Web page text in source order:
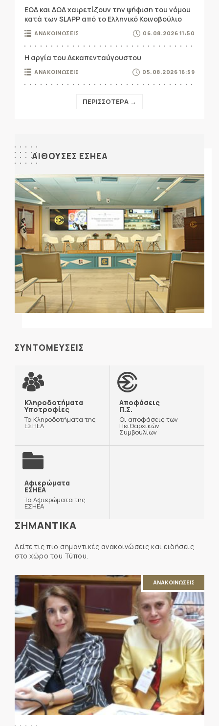
ΕΟΔ και ΔΟΔ χαιρετίζουν την ψήφιση του νόμου
κατά των SLAPP από το Ελληνικό Κοινοβούλιο
ΑΝΑΚΟΙΝΩΣΕΙΣ 06.08.2026 11:50
Η αργία του Δεκαπενταύγουστου
ΑΝΑΚΟΙΝΩΣΕΙΣ 05.08.2026 16:59
ΠΕΡΙΣΣΟΤΕΡΑ →
ΑΙΘΟΥΣΕΣ ΕΣΗΕΑ
ΣΥΝΤΟΜΕΥΣΕΙΣ
Κληροδοτήματα
Υποτροφίες
Τα Κληροδοτήματα της
ΕΣΗΕΑ
Αποφάσεις
Π.Σ.
Οι αποφάσεις των
Πειθαρχικών
Συμβουλίων
Αφιερώματα
ΕΣΗΕΑ
Τα Αφιερώματα της
ΕΣΗΕΑ
ΣΗΜΑΝΤΙΚΑ
Δείτε τις πιο σημαντικές ανακοινώσεις και ειδήσεις
στο χώρο του Τύπου.
ΑΝΑΚΟΙΝΩΣΕΙΣ